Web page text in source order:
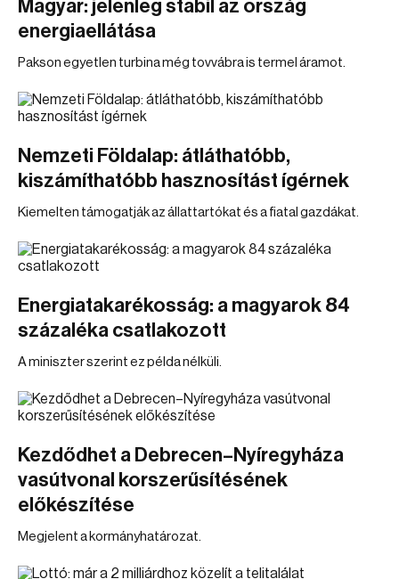
Magyar: jelenleg stabil az ország
energiaellátása
Pakson egyetlen turbina még tovvábra is termel áramot.
Nemzeti Földalap: átláthatóbb,
kiszámíthatóbb hasznosítást ígérnek
Kiemelten támogatják az állattartókat és a fiatal gazdákat.
Energiatakarékosság: a magyarok 84
százaléka csatlakozott
A miniszter szerint ez példa nélküli.
Kezdődhet a Debrecen–Nyíregyháza
vasútvonal korszerűsítésének
előkészítése
Megjelent a kormányhatározat.